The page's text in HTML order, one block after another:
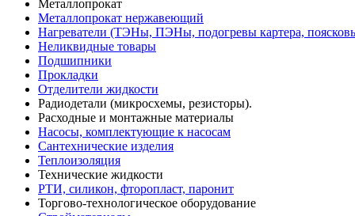
Металлопрокат
Металлопрокат нержавеющий
Нагреватели (ТЭНы, ПЭНы, подогревы картера,
Неликвидные товары
Подшипники
Прокладки
Отделители жидкости
Радиодетали (микросхемы, резисторы).
Расходные и монтажные материалы
Насосы, комплектующие к насосам
Сантехнические изделия
Теплоизоляция
Технические жидкости
РТИ, силикон, фторопласт, паронит
Торгово-технологическое оборудование